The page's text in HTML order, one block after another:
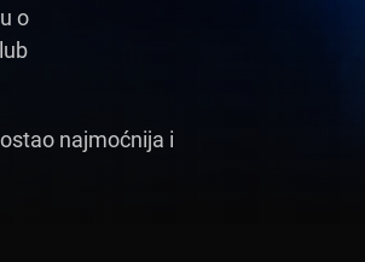
o
najmoćnija i